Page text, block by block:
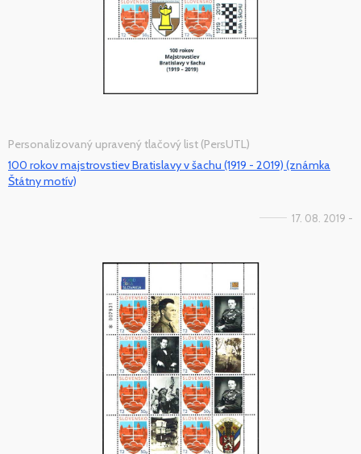
Personalizovaný upravený tlačový list (PersUTL)
100 rokov majstrovstiev Bratislavy v šachu (1919 - 2019) (známka
Štátny motív)
17. 08. 2019 -